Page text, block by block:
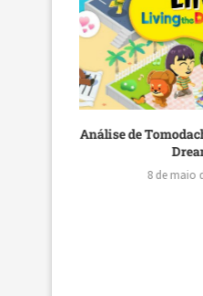
Análise de
8 de maio